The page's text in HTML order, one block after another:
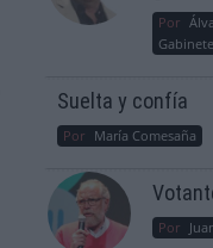
Por
Suelta y confía
Por María Comesaña
Por